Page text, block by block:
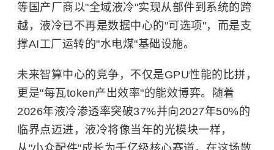
等国产厂商以"全域液冷"实现从部件到系统的跨
越，液冷已不再是数据中心的"可选项"，而是支
撑AI工厂运转的"水电煤"基础设施。
未来智算中心的竞争，不仅是GPU性能的比拼，
更是"每瓦token产出效率"的能效博弈。随着
2026年液冷渗透率突破37%并向2027年50%的
临界点迈进，液冷将像当年的光模块一样，